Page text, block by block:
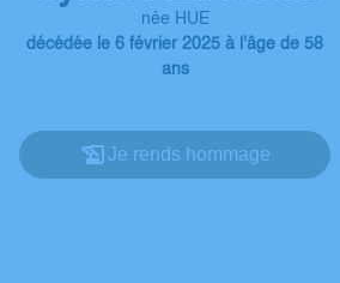
née HUE
décédée le 6 février 2025 à l'âge de 58
ans
Je rends hommage